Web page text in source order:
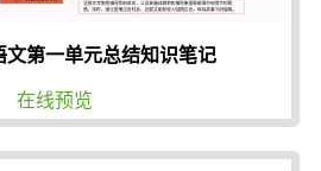
文第一单元总结知识笔记
在线预览